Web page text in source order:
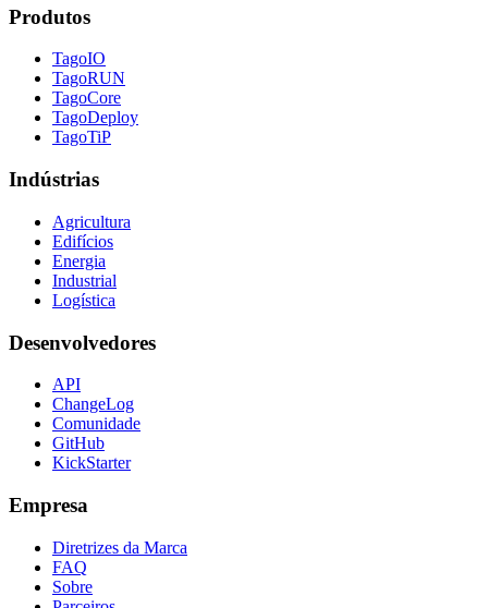
Produtos
TagoIO
TagoRUN
TagoCore
TagoDeploy
TagoTiP
Indústrias
Agricultura
Edifícios
Energia
Industrial
Logística
Desenvolvedores
API
ChangeLog
Comunidade
GitHub
KickStarter
Empresa
Diretrizes da Marca
FAQ
Sobre